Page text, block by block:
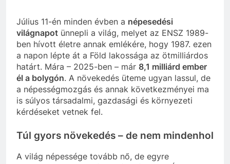
Július 11-én minden évben a népesedési
világnapot ünnepli a világ, melyet az ENSZ 1989-
ben hívott életre annak emlékére, hogy 1987. ezen
a napon lépte át a Föld lakossága az ötmilliárdos
határt. Mára – 2025-ben – már 8,1 milliárd ember
él a bolygón. A növekedés üteme ugyan lassul, de
a népességmozgás és annak következményei ma
is súlyos társadalmi, gazdasági és környezeti
kérdéseket vetnek fel.
Túl gyors növekedés – de nem mindenhol
A világ népessége tovább nő, de egyre